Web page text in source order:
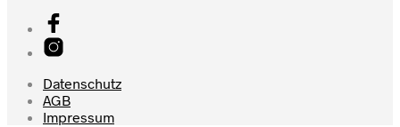
Datenschutz
AGB
Impressum